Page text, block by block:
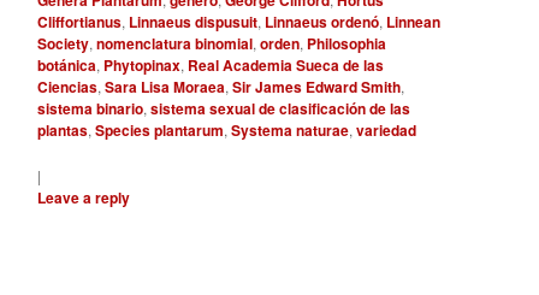
Cliffortianus, Linnaeus dispusuit, Linnaeus ordenó, Linnean
Society, nomenclatura binomial, orden, Philosophia
botánica, Phytopinax, Real Academia Sueca de las
Ciencias, Sara Lisa Moraea, Sir James Edward Smith,
sistema binario, sistema sexual de clasificación de las
plantas, Species plantarum, Systema naturae, variedad
|
Leave a reply